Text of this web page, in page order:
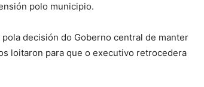
polo municipio.
decisión do Goberno central de manter
loitaron para que o executivo retrocedera